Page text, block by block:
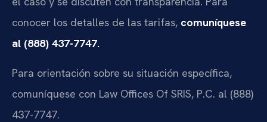
conocer los detalles de las tarifas, comuníquese
al (888) 437-7747.
Para orientación sobre su situación específica,
comuníquese con Law Offices Of SRIS, P.C. al (888)
437-7747.